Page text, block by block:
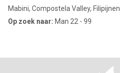
Mabini, Compostela Valley, Filipijnen
Op zoek naar: Man 22 - 99